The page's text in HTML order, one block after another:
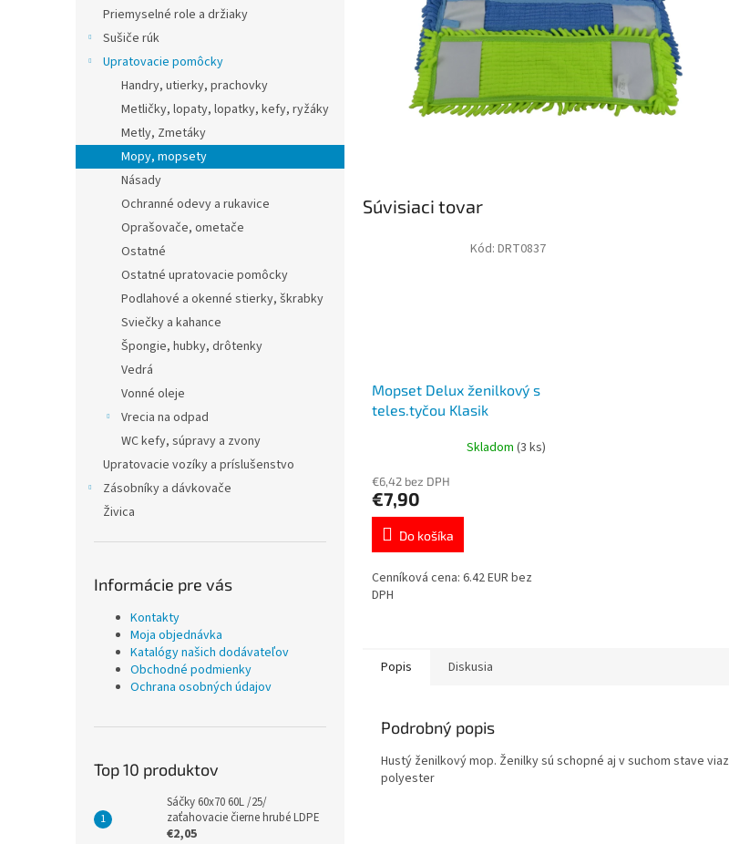
Priemyselné role a držiaky
Sušiče rúk
Upratovacie pomôcky
Handry, utierky, prachovky
Metličky, lopaty, lopatky, kefy, ryžáky
Metly, Zmetáky
Mopy, mopsety
Násady
Ochranné odevy a rukavice
Oprašovače, ometače
Ostatné
Ostatné upratovacie pomôcky
Podlahové a okenné stierky, škrabky
Sviečky a kahance
Špongie, hubky, drôtenky
Vedrá
Vonné oleje
Vrecia na odpad
WC kefy, súpravy a zvony
Upratovacie vozíky a príslušenstvo
Zásobníky a dávkovače
Živica
Informácie pre vás
Kontakty
Moja objednávka
Katalógy našich dodávateľov
Obchodné podmienky
Ochrana osobných údajov
Top 10 produktov
Sáčky 60x70 60L /25/
zaťahovacie čierne hrubé LDPE
€2,05
Súvisiaci tovar
Mopset Delux ženilkový s
teles.tyčou Klasik
Skladom (3 ks)
€6,42 bez DPH
€7,90
Do košíka
Cenníková cena: 6.42 EUR bez
DPH
Kód: DRT0837
Popis Diskusia
Podrobný popis
Hustý ženilkový mop. Ženilky sú schopné aj v suchom stave
polyester